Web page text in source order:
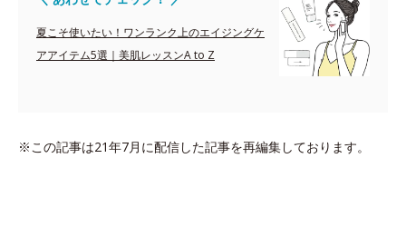
夏こそ使いたい！ワンランク上のエイジングケ
アアイテム5選｜美肌レッスンA to Z
※この記事は21年7月に配信した記事を再編集しております。